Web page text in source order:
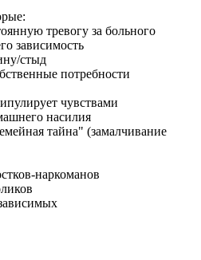
тревогу за больного
зависимость
стыд
потребности
чувствами
насилия
тайна" (замалчивание
наркоманов